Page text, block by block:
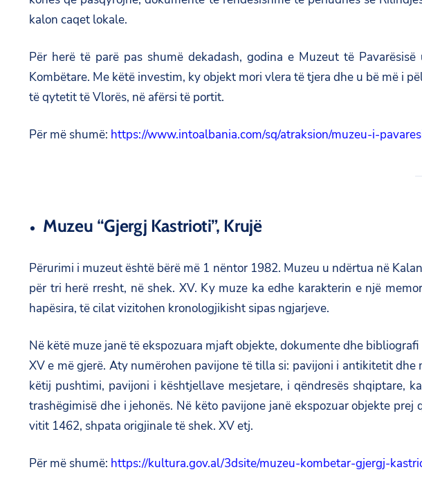
kalon caqet lokale.
Për herë të parë pas shumë dekadash, godina e Muzeut të
Kombëtare. Me këtë investim, ky objekt mori vlera të tjera dhe u bë më i
të qytetit të Vlorës, në afërsi të portit.
Për më shumë: https://www.intoalbania.com/sq/atraksion/muzeu-i-
Muzeu “Gjergj Kastrioti”, Krujë
Përurimi i muzeut është bërë më 1 nëntor 1982. Muzeu u ndërtua në
për tri herë rresht, në shek. XV. Ky muze ka edhe karakterin e një
hapësira, të cilat vizitohen kronologjikisht sipas ngjarjeve.
Në këtë muze janë të ekspozuara mjaft objekte, dokumente dhe
XV e më gjerë. Aty numërohen pavijone të tilla si: pavijoni i antikitetit
këtij pushtimi, pavijoni i kështjellave mesjetare, i qëndresës shqiptare,
trashëgimisë dhe i jehonës. Në këto pavijone janë ekspozuar objekte
vitit 1462, shpata origjinale të shek. XV etj.
Për më shumë: https://kultura.gov.al/3dsite/muzeu-kombetar-gjergj-